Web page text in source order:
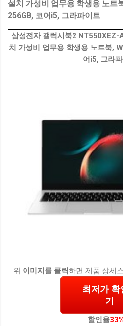
설치 가성비 업무용 학생용 노트
256GB, 코어i5, 그라파이트
삼성전자 갤럭시북2 NT550XEZ-
치 가성비 업무용 학생용 노트북,
어i5, 그라
위 이미지를 클릭하면 제품 상세
최저가 확
기
할인율33%